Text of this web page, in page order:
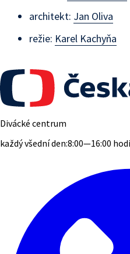
architekt: Jan Oliva
režie: Karel Kachyňa